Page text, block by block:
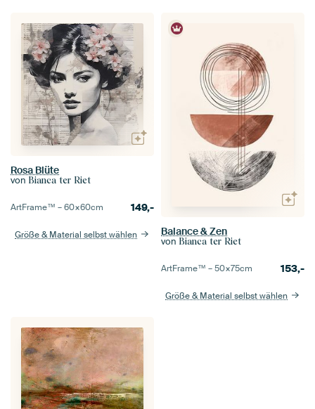
Rosa Blüte
von Bianca ter Riet
ArtFrame™ –60×60cm 149,-
Größe & Material selbst wählen Balance & Zen
von Bianca ter Riet
ArtFrame™ –50×75cm 153,-
Größe & Material selbst wählen